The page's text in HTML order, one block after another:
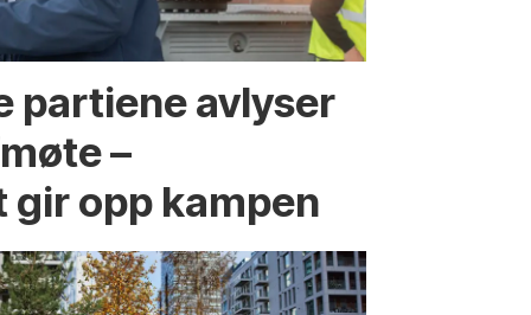
partiene avlyser
–
opp kampen